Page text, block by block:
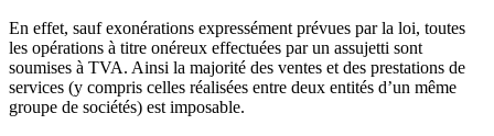
En effet, sauf exonérations expressément prévues par la loi, toutes
les opérations à titre onéreux effectuées par un assujetti sont
soumises à TVA. Ainsi la majorité des ventes et des prestations de
services (y compris celles réalisées entre deux entités d’un même
groupe de sociétés) est imposable.